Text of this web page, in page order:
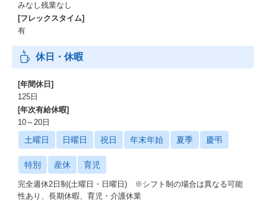
みなし残業なし
[フレックスタイム]
有
休日・休暇
[年間休日]
125日
[年次有給休暇]
10～20日
土曜日 日曜日 祝日 年末年始 夏季 慶弔
特別 産休 育児
完全週休2日制(土曜日・日曜日) ※シフト制の場合は異なる可能
性あり、長期休暇、育児・介護休業